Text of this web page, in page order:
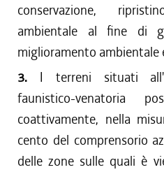
dal 08/08/2013 al 31/03/
dal 01/04/2013 al 07/08/
dal 17/08/2012 al 31/03/
dal 01/01/2012 al 31/03/
dal 25/08/2011 al 31/12/
dal 01/04/2011 al 24/08/
dal 01/01/2011 al 31/03/
dal 28/10/2010 al 31/12/
conservazione,
ambientale al fine di
miglioramento ambientale
3. I terreni situati
faunistico-venatoria
coattivamente, nella
cento del comprensorio
delle zone sulle quali è